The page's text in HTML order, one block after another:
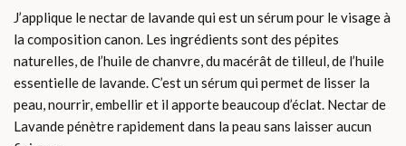
J’applique le nectar de lavande qui est un sérum pour le visage à
la composition canon. Les ingrédients sont des pépites
naturelles, de l’huile de chanvre, du macérât de tilleul, de l’huile
essentielle de lavande. C’est un sérum qui permet de lisser la
peau, nourrir, embellir et il apporte beaucoup d’éclat. Nectar de
Lavande pénètre rapidement dans la peau sans laisser aucun